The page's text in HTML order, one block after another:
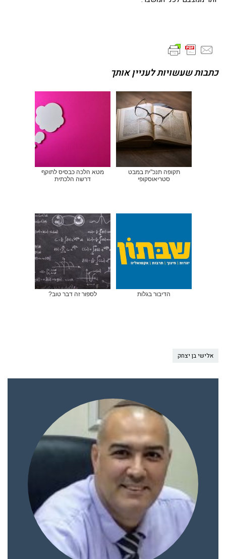
כתבות שעשויות לעניין אותך
תקופה תנכ"ית במבט
סטריאוסקופי
מטא הלכה כבסיס לתוקף
דרשה הלכתית
הדיבור בגלות לספור זה דבר טוב?
אלישי בן יצחק